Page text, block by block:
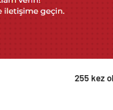
255 kez